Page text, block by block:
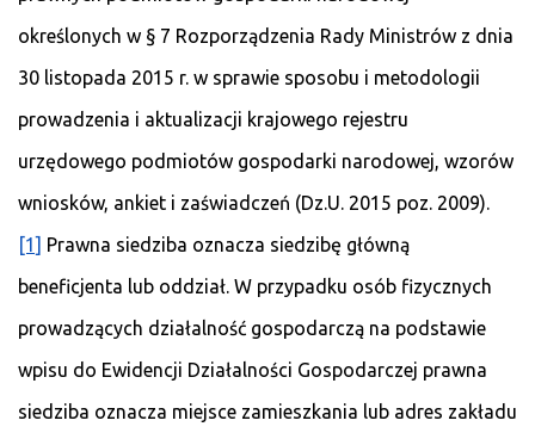
określonych w § 7 Rozporządzenia Rady Ministrów z dnia
30 listopada 2015 r. w sprawie sposobu i metodologii
prowadzenia i aktualizacji krajowego rejestru
urzędowego podmiotów gospodarki narodowej, wzorów
wniosków, ankiet i zaświadczeń (Dz.U. 2015 poz. 2009).
[1] Prawna siedziba oznacza siedzibę główną
beneficjenta lub oddział. W przypadku osób fizycznych
prowadzących działalność gospodarczą na podstawie
wpisu do Ewidencji Działalności Gospodarczej prawna
siedziba oznacza miejsce zamieszkania lub adres zakładu